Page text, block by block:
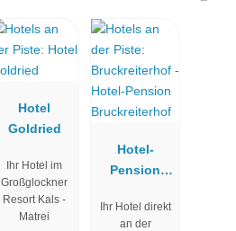
Hotel
Goldried
Ihr Hotel im
Großglockner
Resort Kals -
Matrei
Hotel-
Pension
of
Ihr Hotel direkt
an der